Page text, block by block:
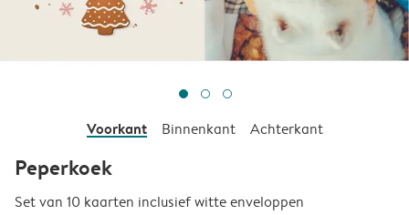
Voorkant Binnenkant Achterkant
Peperkoek
Set van 10 kaarten inclusief witte enveloppen